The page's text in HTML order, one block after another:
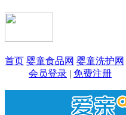
首页 婴童食品网 婴童洗护网
会员登录 | 免费注册